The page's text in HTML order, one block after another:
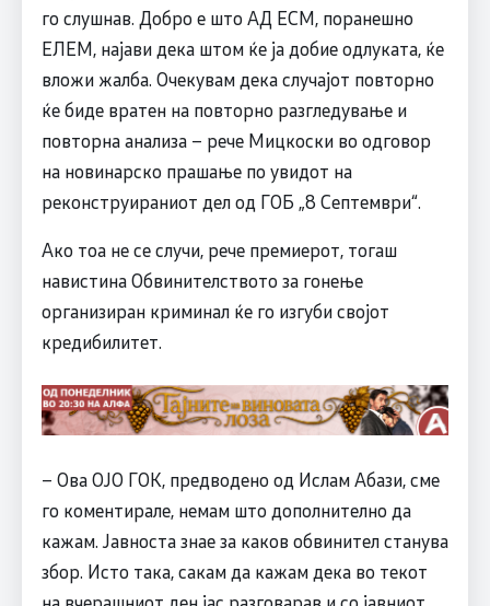
го слушнав. Добро е што АД ЕСМ, поранешно
ЕЛЕМ, најави дека штом ќе ја добие одлуката, ќе
вложи жалба. Очекувам дека случајот повторно
ќе биде вратен на повторно разгледување и
повторна анализа – рече Мицкоски во одговор
на новинарско прашање по увидот на
реконструираниот дел од ГОБ „8 Септември“.
Ако тоа не се случи, рече премиерот, тогаш
навистина Обвинителството за гонење
организиран криминал ќе го изгуби својот
кредибилитет.
– Ова ОЈО ГОК, предводено од Ислам Абази, сме
го коментирале, немам што дополнително да
кажам. Јавноста знае за каков обвинител станува
збор. Исто така, сакам да кажам дека во текот